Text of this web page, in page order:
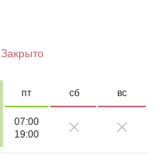
Закрыто
пт сб вс
07:00
19:00